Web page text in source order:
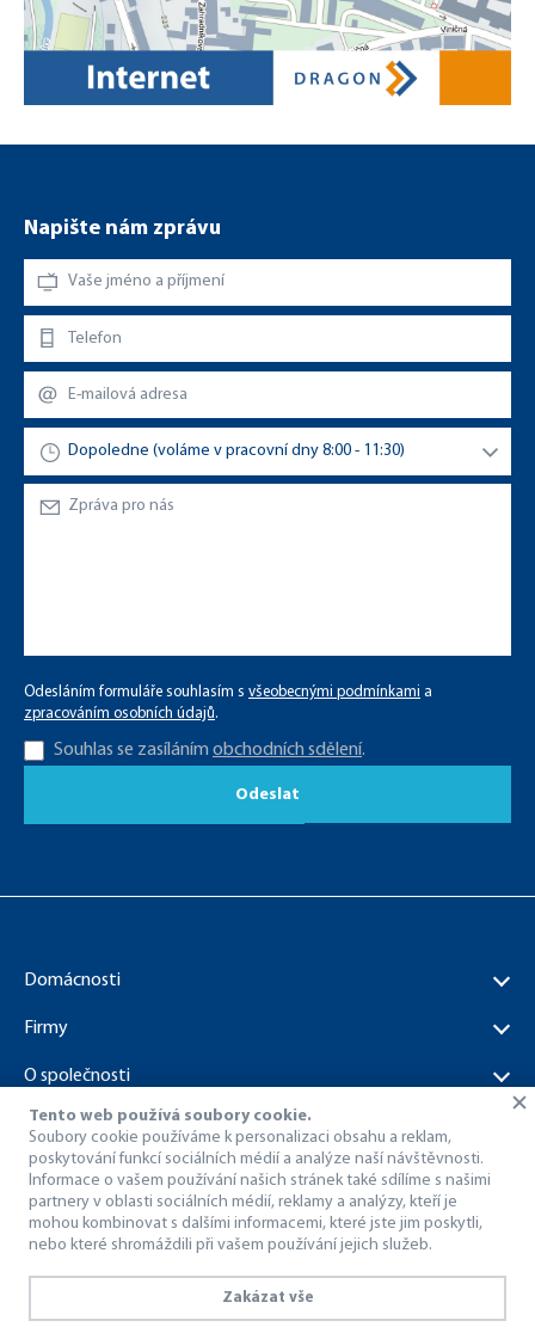
Napište nám zprávu
Odesláním formuláře souhlasím s všeobecnými podmínkami a
zpracováním osobních údajů.
Souhlas se zasíláním obchodních sdělení.
Odeslat
Domácnosti
Firmy
O společnosti
Dokumenty ke stažení
© 1998 – 2026 Dragon Internet a.s..
Všechna práva vyhrazena.
Ochrana osobních údajů
Používání interního kamerového systému
Tento web používá soubory cookie.
Soubory cookie používáme k personalizaci obsahu a reklam,
poskytování funkcí sociálních médií a analýze naší návštěvnosti.
Informace o vašem používání našich stránek také sdílíme s našimi
partnery v oblasti sociálních médií, reklamy a analýzy, kteří je
mohou kombinovat s dalšími informacemi, které jste jim poskytli,
nebo které shromáždili při vašem používání jejich služeb.
Zakázat vše